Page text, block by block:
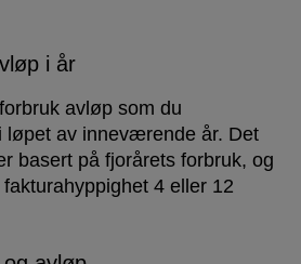
i år
avløp som du
løpet av inneværende år. Det
basert på fjorårets forbruk, og
4 eller 12